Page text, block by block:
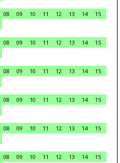
08 09 10 11 12 13 14
15
08 09 10 11 12 13 14
15
08 09 10 11 12 13 14
15
08 09 10 11 12 13 14
15
08 09 10 11 12 13 14
15
08 09 10 11 12 13 14
15